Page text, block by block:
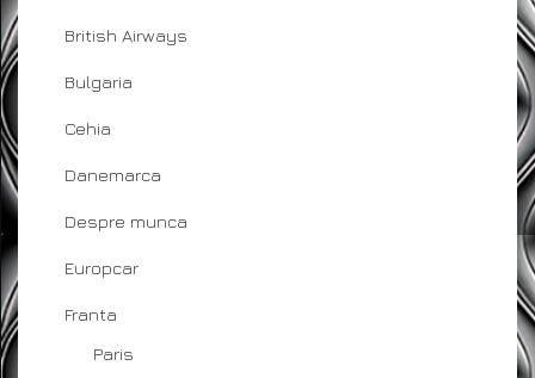
British Airways
Bulgaria
Cehia
Danemarca
Despre munca
Europcar
Franta
Paris